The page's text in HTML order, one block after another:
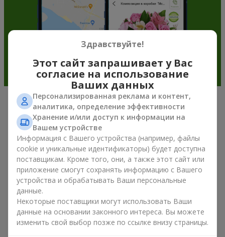
Подарочные корзины —
универсальный подарок к любому
празднику
Если вы ищете универсальный подарок, но времени в
обрез, у нас есть для вас отличное проверенное решение:
вы можете купить подарочные корзины. Подарочная
корзина с изысканными угощениями к празднику, фруктами,
вкусным чаем или даже алкогольными напитками
становится идеальным дополнением к цветам или
самостоятельным презентом. Идеальный набор,
Здравствуйте!
Этот сайт запрашивает у Вас
согласие на использование
Ваших данных
Персонализированная реклама и контент,
аналитика, определение эффективности
Хранение и/или доступ к информации на
Вашем устройстве
Информация с Вашего устройства (например, файлы
cookie и уникальные идентификаторы) будет доступна
поставщикам. Кроме того, они, а также этот сайт или
приложение смогут сохранять информацию с Вашего
устройства и обрабатывать Ваши персональные
данные.
Некоторые поставщики могут использовать Ваши
данные на основании законного интереса. Вы можете
изменить свой выбор позже по ссылке внизу страницы.